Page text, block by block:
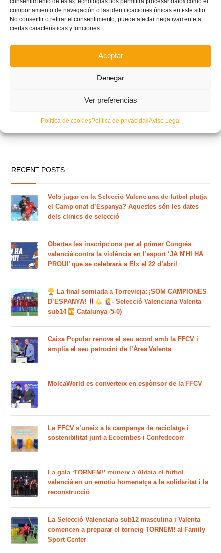
comportamiento de navegación o las identificaciones únicas en este sitio.
No consentir o retirar el consentimiento, puede afectar negativamente a
ciertas características y funciones.
Aceptar
Denegar
Ver preferencias
Política de cookiesPolítica de privacidadAviso Legal
RECENT POSTS
Vols jugar en la Selecció Valenciana de futbol platja
el Campionat d’Espanya? Aquestes són les dates
dels clinics de selecció
Obertes les inscripcions per al primer Congrés
valencià contra la violència en l’esport ‘JA N’HI HA
PROU!’ que se celebrarà a Elx el 22 d’abril
La final somiada a Torrevieja: ¡SOM CAMPIONES
D’ESPANYA!
- Selecció Valenciana Valenta
sub14
Catalunya (5-0)
Caixa Popular renova el seu acord amb la FFCV i
amplia el seu patrocini de l’Àrea Valenta
MolcaWorld es converteix en espònsor de la FFCV
La FFCV s’uneix a la campanya de reciclatge i
sostenibilitat junt a Ecoembes i Confedecom
La gala ‘TORNEM!’ reuneix a Aldaia el futbol
valencià en un emotiu homenatge a la solidaritat i la
reconstrucció
La Selecció Valenciana sub12 masculina i Valenta
comencen a preparar el torneig TORNEM! al Family
Sport Center